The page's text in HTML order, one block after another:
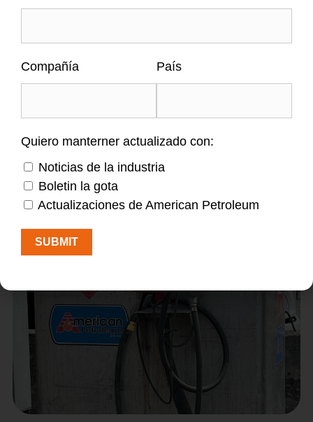
preparado con metro, bomba y pistero; lo que
le provee la mayor flexibilidad posible.
SOLICITAR
Compañía País
Quiero manterner actualizado con:
Noticias de la industria
Boletin la gota
Actualizaciones de American Petroleum
SUBMIT